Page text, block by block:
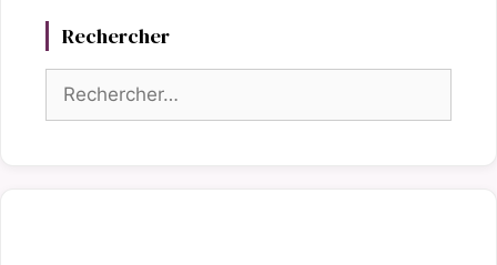
Rechercher
Rechercher :